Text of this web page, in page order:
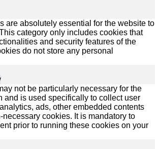
are absolutely essential for the website to
category only includes cookies that
and security features of the
do not store any personal
not be particularly necessary for the
and is used specifically to collect user
ads, other embedded contents
necessary cookies. It is mandatory to
prior to running these cookies on your